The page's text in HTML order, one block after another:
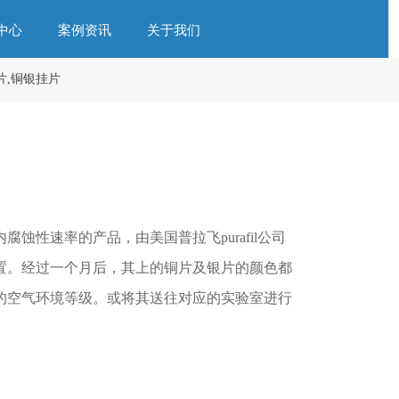
心 案例资讯 关于我们
蚀性速率的产品，由美国普拉飞purafil公司
经过一个月后，其上的铜片及银片的颜色都
气环境等级。或将其送往对应的实验室进行
,铜银挂片